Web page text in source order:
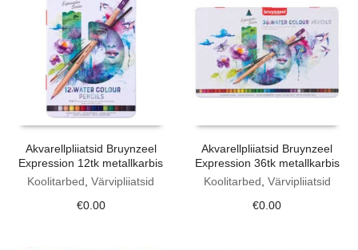
Akvarellpliiatsid Bruynzeel
Expression 12tk metallkarbis
Koolitarbed ,Värvipliiatsid
€0.00
Akvarellpliiatsid Bruynzeel
Expression 36tk metallkarbis
Koolitarbed Värvipliiatsid
€0.00